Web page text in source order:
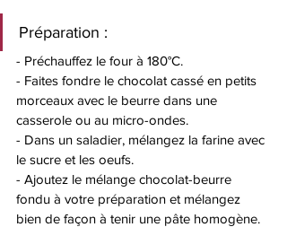
Préparation :
- Préchauffez le four à 180°C.
- Faites fondre le chocolat cassé en petits
morceaux avec le beurre dans une
casserole ou au micro-ondes.
- Dans un saladier, mélangez la farine avec
le sucre et les oeufs.
- Ajoutez le mélange chocolat-beurre
fondu à votre préparation et mélangez
bien de façon à tenir une pâte homogène.